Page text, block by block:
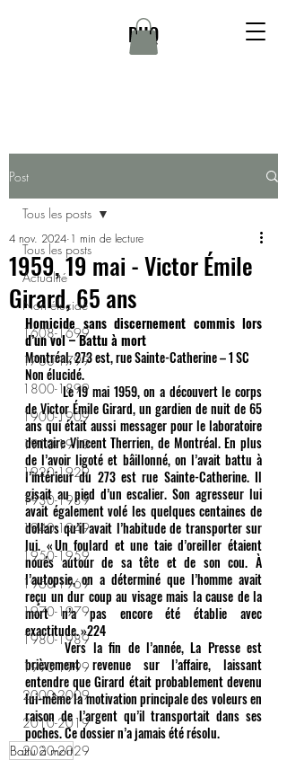
DHQ
Post
Tous les posts
Actualité
Non élucidé
1608-1699
1700-1799
1800-1899
1900-1909
1910-1919
1920-1929
1930-1939
1940-1949
1950-1959
1960-1969
1970-1979
1980-1989
1990-1999
2000-2009
2010-2019
2020-2029
Tous les posts
1959, 19 mai - Victor Émile
Girard, 65 ans
4 nov. 2024 1 min de lecture
Homicide sans discernement commis lors
d’un vol – Battu à mort
Montréal, 273 est, rue Sainte-Catherine – 1 SC
Non élucidé.
	Le 19 mai 1959, on a découvert le corps
de Victor Émile Girard, un gardien de nuit de 65
ans qui était aussi messager pour le laboratoire
dentaire Vincent Therrien, de Montréal. En plus
de l’avoir ligoté et bâillonné, on l’avait battu à
l’intérieur du 273 est rue Sainte-Catherine. Il
gisait au pied d’un escalier. Son agresseur lui
avait également volé les quelques centaines de
dollars qu’il avait l’habitude de transporter sur
lui. « Un foulard et une taie d’oreiller étaient
noués autour de sa tête et de son cou. À
l’autopsie, on a déterminé que l’homme avait
reçu un dur coup au visage mais la cause de la
mort n’a pas encore été établie avec
exactitude. »224
	Vers la fin de l’année, La Presse est
brièvement revenue sur l’affaire, laissant
entendre que Girard était probablement devenu
lui-même la motivation principale des voleurs en
raison de l’argent qu’il transportait dans ses
poches. Ce dossier n’a jamais été résolu.
Battu à mort